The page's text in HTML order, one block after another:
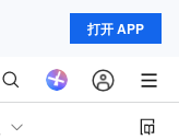
打开 APP